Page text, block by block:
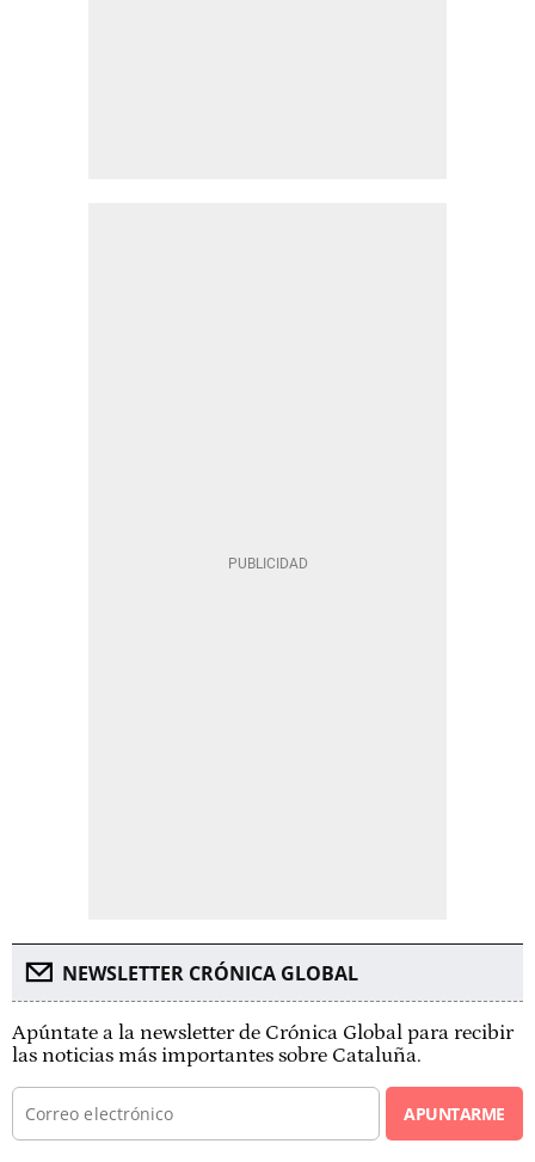
NEWSLETTER CRÓNICA GLOBAL
Apúntate a la newsletter de Crónica Global para recibir
las noticias más importantes sobre Cataluña.
APUNTARME